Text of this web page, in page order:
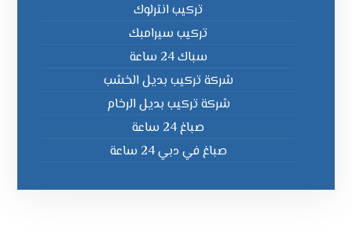
تركيب انترلوك
تركيب سيرامبك
سباك 24 ساعة
شركة تركيب بديل الخشب
شركة تركيب بديل الرخام
صباغ 24 ساعة
صباغ في دبي 24 ساعة